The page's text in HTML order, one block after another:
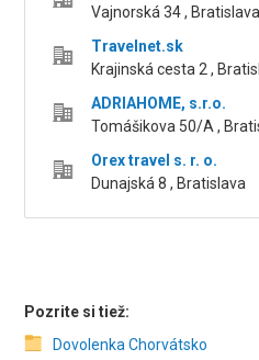
Vajnorská 34 , Bratislava
Travelnet.sk
Krajinská cesta 2 ,
ADRIAHOME, s.r.o.
Tomášikova 50/A ,
Orex travel s. r. o.
Dunajská 8 , Bratislava
Pozrite si tiež:
Dovolenka Chorvátsko